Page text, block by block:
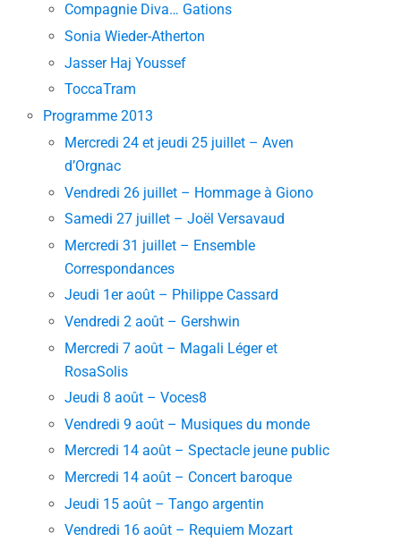
Compagnie Diva… Gations
Sonia Wieder-Atherton
Jasser Haj Youssef
ToccaTram
Programme 2013
Mercredi 24 et jeudi 25 juillet – Aven
d’Orgnac
Vendredi 26 juillet – Hommage à Giono
Samedi 27 juillet – Joël Versavaud
Mercredi 31 juillet – Ensemble
Correspondances
Jeudi 1er août – Philippe Cassard
Vendredi 2 août – Gershwin
Mercredi 7 août – Magali Léger et
RosaSolis
Jeudi 8 août – Voces8
Vendredi 9 août – Musiques du monde
Mercredi 14 août – Spectacle jeune public
Mercredi 14 août – Concert baroque
Jeudi 15 août – Tango argentin
Vendredi 16 août – Requiem Mozart